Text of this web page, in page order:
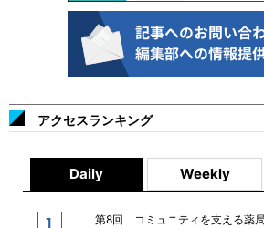
アクセスランキング
Daily Weekly
第8回 コミュニティを支える薬